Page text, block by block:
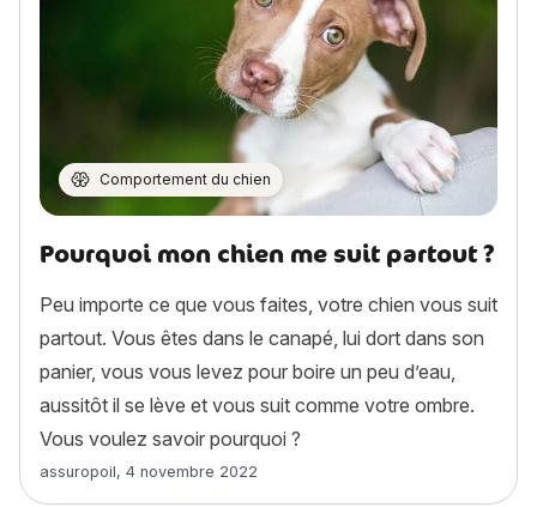
Comportement du chien
Pourquoi mon chien me suit partout ?
Peu importe ce que vous faites, votre chien vous suit
partout. Vous êtes dans le canapé, lui dort dans son
panier, vous vous levez pour boire un peu d’eau,
aussitôt il se lève et vous suit comme votre ombre.
Vous voulez savoir pourquoi ?
Article rédigé par
assuropoil, 4 novembre 2022